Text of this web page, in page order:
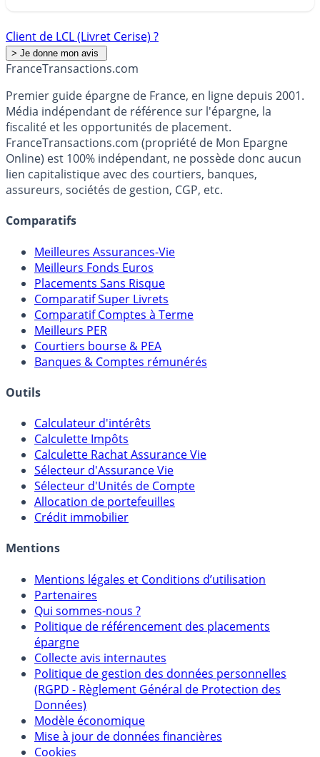
Client de LCL (Livret Cerise) ?
FranceTransactions.com
Premier guide épargne de France, en ligne depuis 2001.
Média indépendant de référence sur l'épargne, la
fiscalité et les opportunités de placement.
FranceTransactions.com (propriété de Mon Epargne
Online) est 100% indépendant, ne possède donc aucun
lien capitalistique avec des courtiers, banques,
assureurs, sociétés de gestion, CGP, etc.
Comparatifs
Meilleures Assurances-Vie
Meilleurs Fonds Euros
Placements Sans Risque
Comparatif Super Livrets
Comparatif Comptes à Terme
Meilleurs PER
Courtiers bourse & PEA
Banques & Comptes rémunérés
Outils
Calculateur d'intérêts
Calculette Impôts
Calculette Rachat Assurance Vie
Sélecteur d'Assurance Vie
Sélecteur d'Unités de Compte
Allocation de portefeuilles
Crédit immobilier
Mentions
Mentions légales et Conditions d’utilisation
Partenaires
Qui sommes-nous ?
Politique de référencement des placements
épargne
Collecte avis internautes
Politique de gestion des données personnelles
(RGPD - Règlement Général de Protection des
Données)
Modèle économique
Mise à jour de données financières
Cookies